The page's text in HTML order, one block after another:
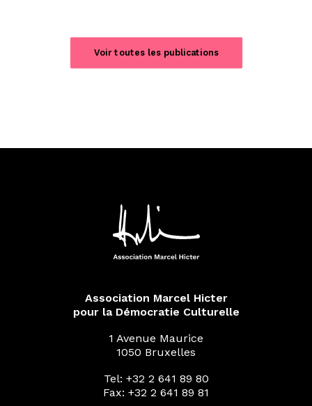
Voir toutes les publications
Association Marcel Hicter
pour la Démocratie Culturelle
1 Avenue Maurice
1050 Bruxelles
Tel: +32 2 641 89 80
Fax: +32 2 641 89 81